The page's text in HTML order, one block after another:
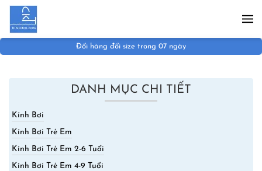
Skip to main content
Đổi hàng đổi size trong 07 ngày
DANH MỤC CHI TIẾT
Kính Bơi
Kính Bơi Trẻ Em
Kính Bơi Trẻ Em 2-6 Tuổi
Kính Bơi Trẻ Em 4-9 Tuổi